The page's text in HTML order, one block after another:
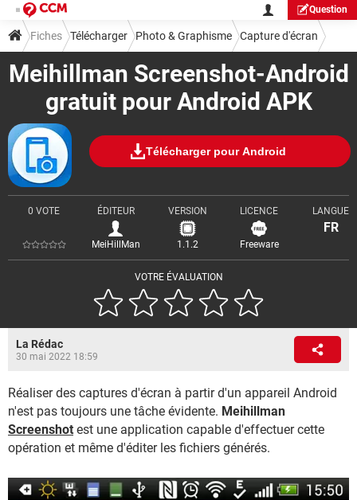
Question
Meihillman Screenshot-Android
gratuit pour Android APK
Télécharger pour Android
VOTRE ÉVALUATION
0 VOTE ÉDITEUR
MeiHillMan
VERSION
1.1.2
LICENCE
Freeware
LANGUE
FR
Fiches Télécharger Photo & Graphisme Capture d'écran
La Rédac
30 mai 2022 18:59
Réaliser des captures d'écran à partir d'un appareil Android
n'est pas toujours une tâche évidente. Meihillman
Screenshot est une application capable d'effectuer cette
opération et même d'éditer les fichiers générés.